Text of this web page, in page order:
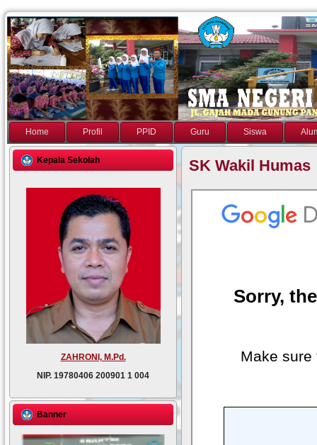
Home Profil PPID Guru Siswa
Kepala Sekolah
ZAHRONI, M.Pd.
NIP. 19780406 200901 1 004
Banner
SK Wakil Humas